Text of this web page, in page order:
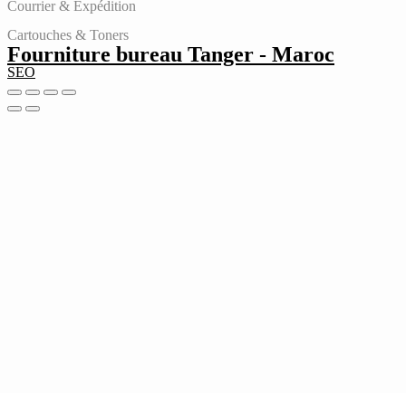
Courrier & Expédition
Cartouches & Toners
Fourniture bureau Tanger - Maroc
SEO